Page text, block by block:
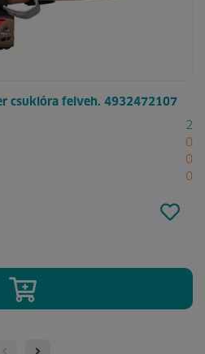
csuklóra felveh. 4932472107
2
0
0
0